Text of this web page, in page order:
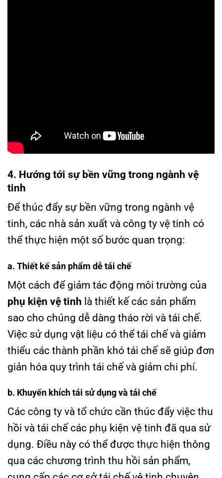
4. Hướng tới sự bền vững trong ngành vệ
tinh
Để thúc đẩy sự bền vững trong ngành vệ
tinh, các nhà sản xuất và công ty vệ tinh có
thể thực hiện một số bước quan trọng:
a. Thiết kế sản phẩm dễ tái chế
Một cách để giảm tác động môi trường của
phụ kiện vệ tinh là thiết kế các sản phẩm
sao cho chúng dễ dàng tháo rời và tái chế.
Việc sử dụng vật liệu có thể tái chế và giảm
thiểu các thành phần khó tái chế sẽ giúp đơn
giản hóa quy trình tái chế và giảm chi phí.
b. Khuyến khích tái sử dụng và tái chế
Các công ty và tổ chức cần thúc đẩy việc thu
hồi và tái chế các phụ kiện vệ tinh đã qua sử
dụng. Điều này có thể được thực hiện thông
qua các chương trình thu hồi sản phẩm,